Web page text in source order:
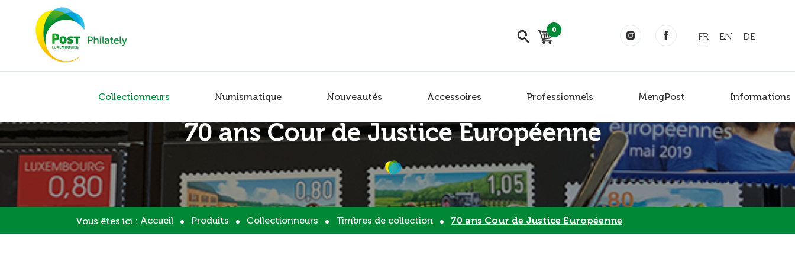
Collectionneurs Numismatique Nouveautés Accessoires Professionnels MengPost Informations
0
FR EN DE
70 ans Cour de Justice Européenne
Vous êtes ici : Accueil Produits Collectionneurs Timbres de collection 70 ans Cour de Justice Européenne